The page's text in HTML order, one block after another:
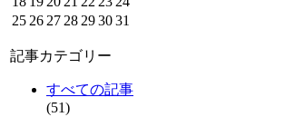
25262728293031
記事カテゴリー
すべての記事
(51)